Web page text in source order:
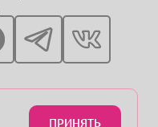
колготок
ПРИНЯТЬ